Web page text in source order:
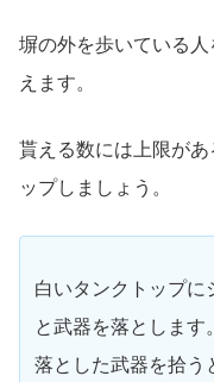
塀の外を歩いている
えます。
貰える数には上限が
ップしましょう。
白いタンクトップに
と武器を落とします。
落とした武器を拾う